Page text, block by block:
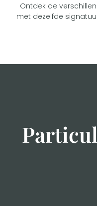
Ontdek de
met dezelfde